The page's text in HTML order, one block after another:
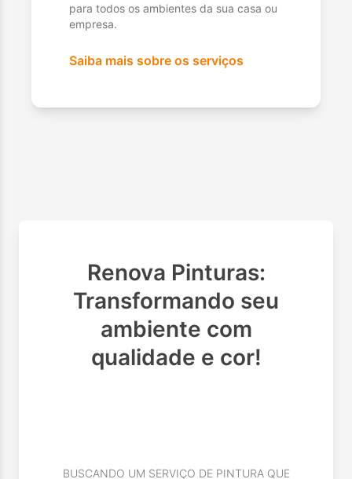
para todos os ambientes da sua casa ou
empresa.
Saiba mais sobre os serviços
Renova Pinturas:
Transformando seu
ambiente com
qualidade e cor!
BUSCANDO UM SERVIÇO DE PINTURA QUE